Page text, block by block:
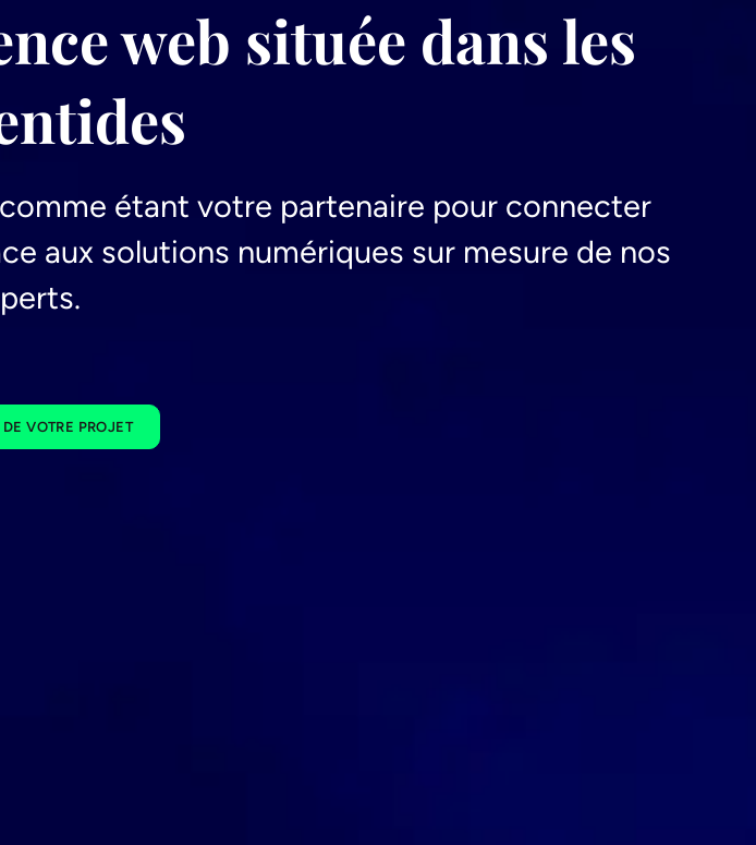
web située dans les
étant votre partenaire pour connecter
aux solutions numériques sur mesure de nos
VOTRE PROJET